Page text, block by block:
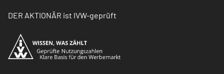
DER AKTIONÄR ist IVW-geprüft